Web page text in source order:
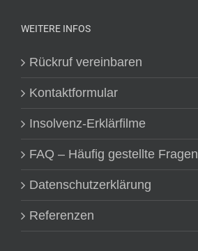
WEITERE INFOS
Rückruf vereinbaren
Kontaktformular
Insolvenz-Erklärfilme
FAQ – Häufig gestellte Fragen
Datenschutzerklärung
Referenzen